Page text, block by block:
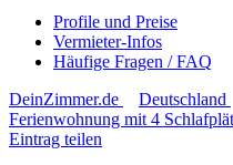
Profile und Preise
Vermieter-Infos
Häufige Fragen / FAQ
DeinZimmer.de
Deutschland
Ferienwohnung mit 4
Eintrag teilen